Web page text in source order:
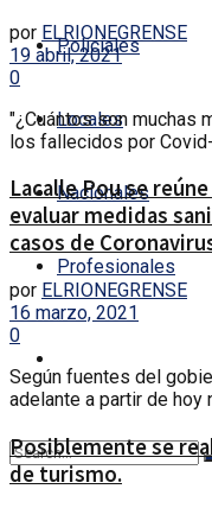
Policiales
Locales
Nacionales
Profesionales
por ELRIONEGRENSE
19 abril, 2021
0
"¿Cuántos son muchas
los fallecidos por
Lacalle Pou se
evaluar medidas
casos de
por ELRIONEGRENSE
16 marzo, 2021
0
Según fuentes del
adelante a partir de hoy
Posiblemente se
de turismo.